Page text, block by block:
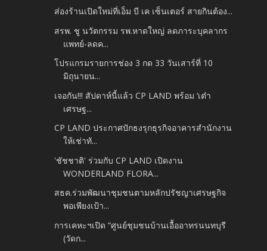
ส่องร้านเปิดใหม่ที่เอ็ม บี เค เซ็นเตอร์ สายกินต้อง...
สรพ. ชู นวัตกรรม รพ.หาดใหญ่ ลดภาระบุคลากร
แพทย์-ลดค...
โปรแกรมรายการช่อง 3 กด 33 วันเสาร์ที่ 10
มิถุนายน...
เจอกัน!!! สัปดาห์นี้แล้ว CP LAND พร้อม ‘เต๋า
เศรษฐ...
CP LAND ประกาศปักธงรุกธุรกิจอาคารสำนักงาน
ให้เช่าทั...
'ชัชชาติ' ร่วมกับ CP LAND เปิดงาน
WONDERLAND FLORA...
สธค.ร่วมพัฒนาชุมชนตามหลักปรัชญาเศรษฐกิจ
พอเพียงเป้า...
การเคหะฯเปิด “ศูนย์ชุมชนบ้านเอื้ออาทรนนทบุรี
(วัดก...